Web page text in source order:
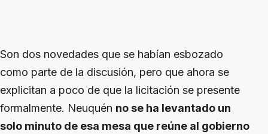
Son dos novedades que se habían esbozado
como parte de la discusión, pero que ahora se
explicitan a poco de que la licitación se presente
formalmente. Neuquén no se ha levantado un
solo minuto de esa mesa que reúne al gobierno